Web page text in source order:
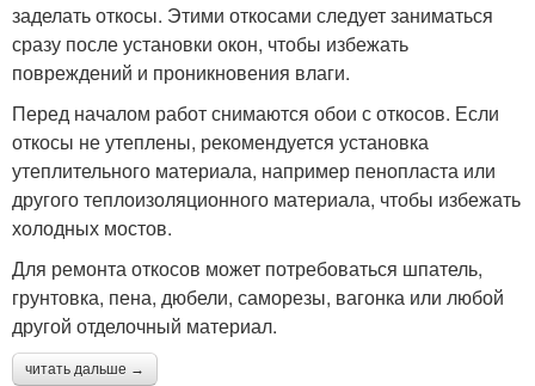
заделать откосы. Этими откосами следует заниматься
сразу после установки окон, чтобы избежать
повреждений и проникновения влаги.
Перед началом работ снимаются обои с откосов. Если
откосы не утеплены, рекомендуется установка
утеплительного материала, например пенопласта или
другого теплоизоляционного материала, чтобы избежать
холодных мостов.
Для ремонта откосов может потребоваться шпатель,
грунтовка, пена, дюбели, саморезы, вагонка или любой
другой отделочный материал.
читать дальше →